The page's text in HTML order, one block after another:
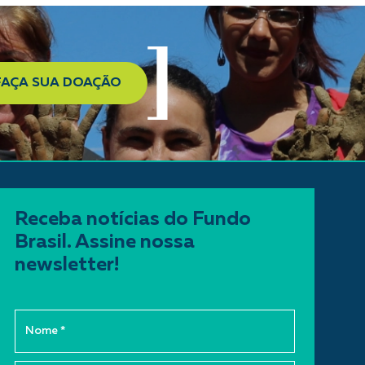
SUA DOAÇÃO
Receba notícias do Fundo
Brasil. Assine nossa
newsletter!